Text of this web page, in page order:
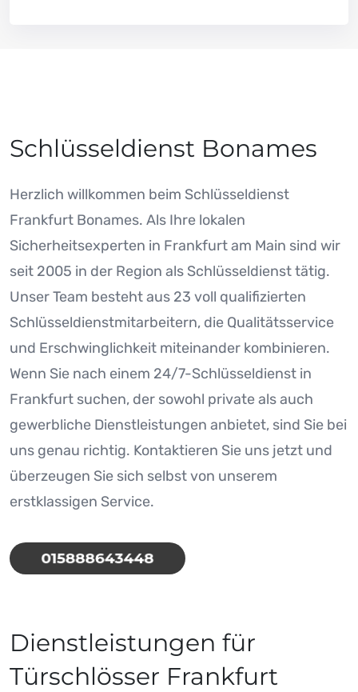
Schlüsseldienst Bonames
Herzlich willkommen beim Schlüsseldienst
Frankfurt Bonames. Als Ihre lokalen
Sicherheitsexperten in Frankfurt am Main sind wir
seit 2005 in der Region als Schlüsseldienst tätig.
Unser Team besteht aus 23 voll qualifizierten
Schlüsseldienstmitarbeitern, die Qualitätsservice
und Erschwinglichkeit miteinander kombinieren.
Wenn Sie nach einem 24/7-Schlüsseldienst in
Frankfurt suchen, der sowohl private als auch
gewerbliche Dienstleistungen anbietet, sind Sie bei
uns genau richtig. Kontaktieren Sie uns jetzt und
überzeugen Sie sich selbst von unserem
erstklassigen Service.
Dienstleistungen für
Türschlösser Frankfurt